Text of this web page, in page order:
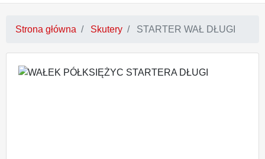
Strona główna Skutery STARTER WAŁ DŁUGI